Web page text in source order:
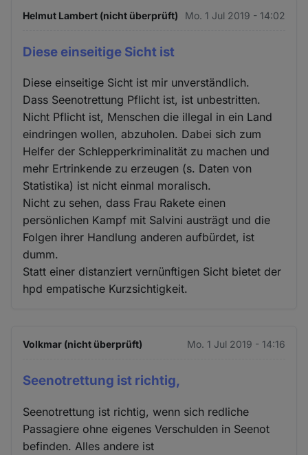
Helmut Lambert (nicht überprüft) Mo. 1 Jul 2019 - 14:02
Diese einseitige Sicht ist
Diese einseitige Sicht ist mir unverständlich.
Dass Seenotrettung Pflicht ist, ist unbestritten.
Nicht Pflicht ist, Menschen die illegal in ein Land
eindringen wollen, abzuholen. Dabei sich zum
Helfer der Schlepperkriminalität zu machen und
mehr Ertrinkende zu erzeugen (s. Daten von
Statistika) ist nicht einmal moralisch.
Nicht zu sehen, dass Frau Rakete einen
persönlichen Kampf mit Salvini austrägt und die
Folgen ihrer Handlung anderen aufbürdet, ist
dumm.
Statt einer distanziert vernünftigen Sicht bietet der
hpd empatische Kurzsichtigkeit.
Volkmar (nicht überprüft) Mo. 1 Jul 2019 - 14:16
Seenotrettung ist richtig,
Seenotrettung ist richtig, wenn sich redliche
Passagiere ohne eigenes Verschulden in Seenot
befinden. Alles andere ist